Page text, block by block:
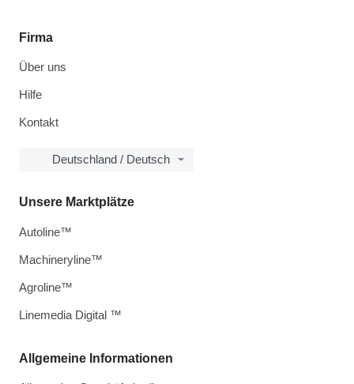
Firma
Über uns
Hilfe
Kontakt
Deutschland / Deutsch
Allgemeine Informationen
Unsere Marktplätze
Autoline™
Machineryline™
Agroline™
Linemedia Digital ™